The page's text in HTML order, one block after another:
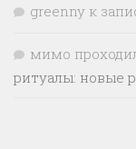
greenny к
мимо
ритуалы: новые